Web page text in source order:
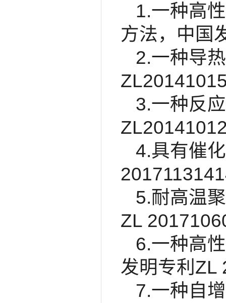
1.一种高
方法，中国
2.一种导
3.一种反
4.具有催
5.耐高温
ZL
6.一种高
发明专利ZL
7.一种自